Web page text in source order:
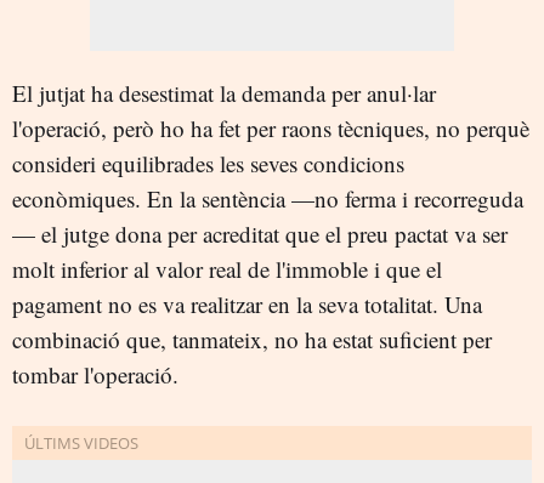
El jutjat ha desestimat la demanda per anul·lar
l'operació, però ho ha fet per raons tècniques, no perquè
consideri equilibrades les seves condicions
econòmiques. En la sentència —no ferma i recorreguda
— el jutge dona per acreditat que el preu pactat va ser
molt inferior al valor real de l'immoble i que el
pagament no es va realitzar en la seva totalitat. Una
combinació que, tanmateix, no ha estat suficient per
tombar l'operació.